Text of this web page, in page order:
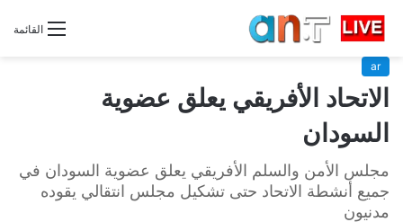
القائمة
ar
الاتحاد الأفريقي يعلق عضوية
السودان
مجلس الأمن والسلم الأفريقي يعلق عضوية السودان في
جميع أنشطة الاتحاد حتى تشكيل مجلس انتقالي يقوده
مدنيون